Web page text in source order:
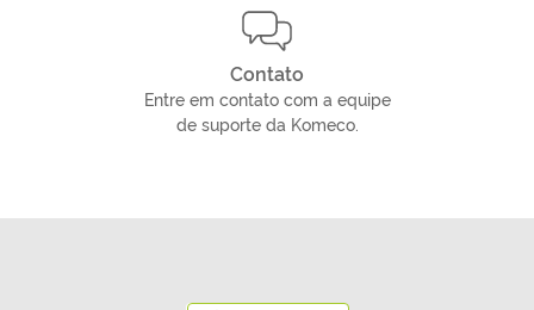
Contato
Entre em contato com a equipe
de suporte da Komeco.